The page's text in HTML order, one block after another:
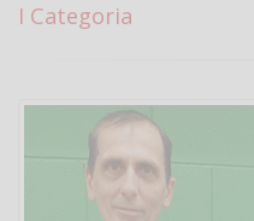
I Categoria